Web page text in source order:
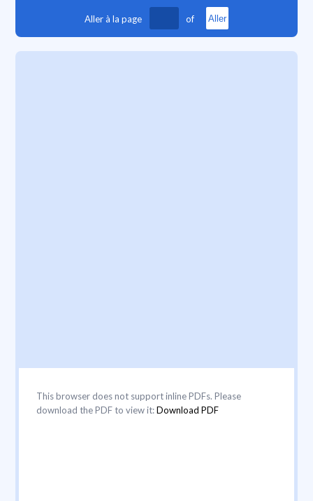
Aller à la page of Aller
This browser does not support inline PDFs. Please
download the PDF to view it:Download PDF